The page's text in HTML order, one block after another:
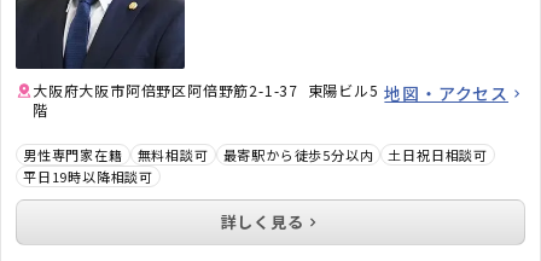
大阪府大阪市阿倍野区阿倍野筋2-1-37 東陽ビル5
階
地図・アクセス
男性専門家在籍 無料相談可 最寄駅から徒歩5分以内
土日祝日相談可
平日19時以降相談可
詳しく見る